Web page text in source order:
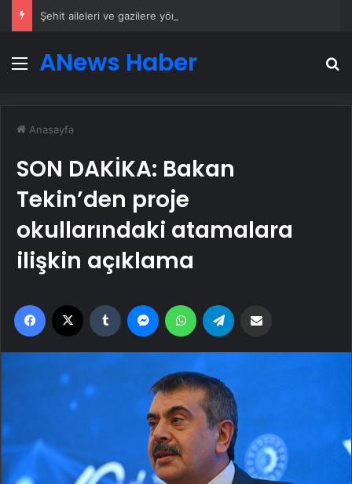
MenüANews Haber
Anasayfa
SON DAKİKA: Bakan
Tekin’den proje
okullarındaki atamalara
ilişkin açıklama
Facebook Tumblr MessengerWhatsApp